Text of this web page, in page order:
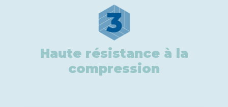
3
Haute résistance à la
compression